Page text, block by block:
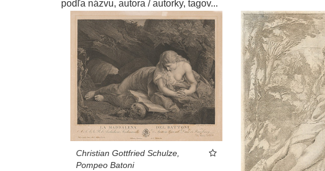
podľa názvu, autora / autorky, tagov...
Christian Gottfried Schulze,
Pompeo Batoni